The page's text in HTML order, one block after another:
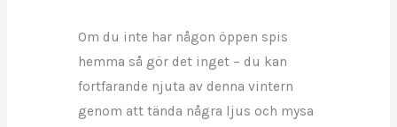
Om du inte har någon öppen spis
hemma så gör det inget – du kan
fortfarande njuta av denna vintern
genom att tända några ljus och mysa